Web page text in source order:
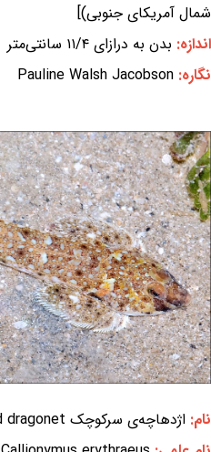
شمال آمریکای جنوبی)]
اندازه: بدن به درازای ۱۱/۴ سانتی‌متر
نگاره: Pauline Walsh Jacobson
نام: اژدهاچه‌ی سرکوچک Smallhead dragonet